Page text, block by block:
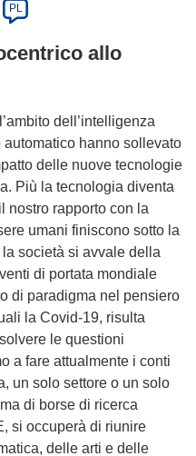
PL
allo
dell’intelligenza
hanno sollevato
delle nuove tecnologie
Più la tecnologia diventa
nostro rapporto con la
umani finiscono sotto la
società si avvale della
di portata mondiale
di paradigma nel pensiero
la Covid-19, risulta
le questioni
a fare attualmente i conti
un solo settore o un solo
di borse di ricerca
si occuperà di riunire
delle arti e delle